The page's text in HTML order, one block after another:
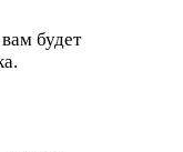
будет